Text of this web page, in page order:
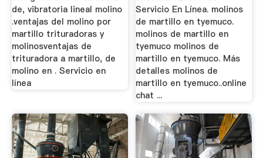
de, vibratoria lineal molino
.ventajas del molino por
martillo trituradoras y
molinosventajas de
trituradora a martillo, de
molino en . Servicio en
línea
Servicio En Línea. molinos
de martillo en tyemuco.
molinos de martillo en
tyemuco molinos de
martillo en tyemuco. Más
detalles molinos de
martillo en tyemuco..online
chat ...